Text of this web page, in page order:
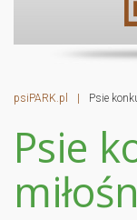
psiPARK.pl | Psie
Psie